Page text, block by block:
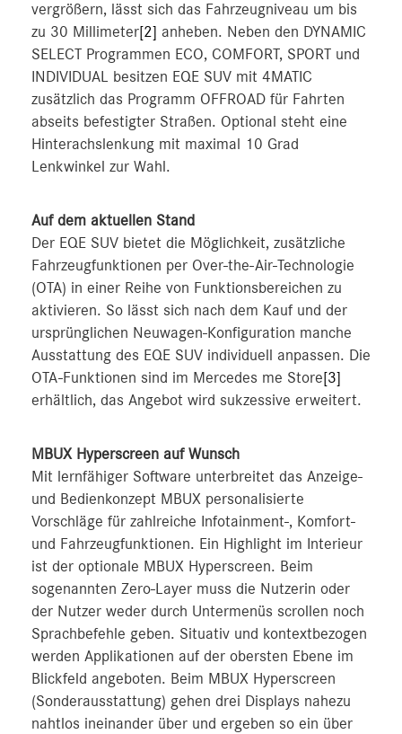
vergrößern, lässt sich das Fahrzeugniveau um bis
zu 30 Millimeter[2] anheben. Neben den DYNAMIC
SELECT Programmen ECO, COMFORT, SPORT und
INDIVIDUAL besitzen EQE SUV mit 4MATIC
zusätzlich das Programm OFFROAD für Fahrten
abseits befestigter Straßen. Optional steht eine
Hinterachslenkung mit maximal 10 Grad
Lenkwinkel zur Wahl.
Auf dem aktuellen Stand
Der EQE SUV bietet die Möglichkeit, zusätzliche
Fahrzeugfunktionen per Over-the-Air-Technologie
(OTA) in einer Reihe von Funktionsbereichen zu
aktivieren. So lässt sich nach dem Kauf und der
ursprünglichen Neuwagen-Konfiguration manche
Ausstattung des EQE SUV individuell anpassen. Die
OTA-Funktionen sind im Mercedes me Store[3]
erhältlich, das Angebot wird sukzessive erweitert.
MBUX Hyperscreen auf Wunsch
Mit lernfähiger Software unterbreitet das Anzeige-
und Bedienkonzept MBUX personalisierte
Vorschläge für zahlreiche Infotainment-, Komfort-
und Fahrzeugfunktionen. Ein Highlight im Interieur
ist der optionale MBUX Hyperscreen. Beim
sogenannten Zero-Layer muss die Nutzerin oder
der Nutzer weder durch Untermenüs scrollen noch
Sprachbefehle geben. Situativ und kontextbezogen
werden Applikationen auf der obersten Ebene im
Blickfeld angeboten. Beim MBUX Hyperscreen
(Sonderausstattung) gehen drei Displays nahezu
nahtlos ineinander über und ergeben so ein über